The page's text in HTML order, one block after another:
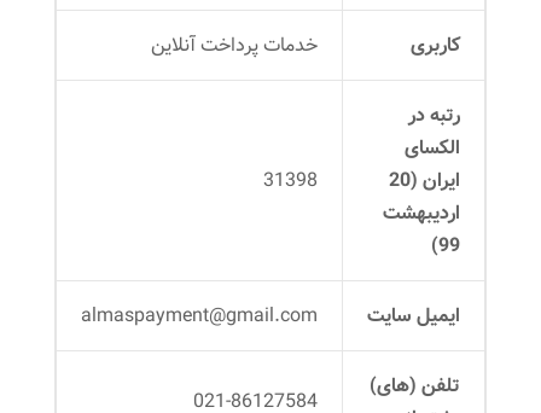
کاربری خدمات پرداخت آنلاین
رتبه در
الکسای
ایران (20
اردیبهشت
99)
31398
ایمیل سایت almaspayment@gmail.com
تلفن (های)
021-86127584